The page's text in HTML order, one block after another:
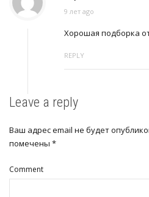
9 лет ago
Хорошая подборка
REPLY
Leave a reply
Ваш адрес email не будет
помечены *
Comment